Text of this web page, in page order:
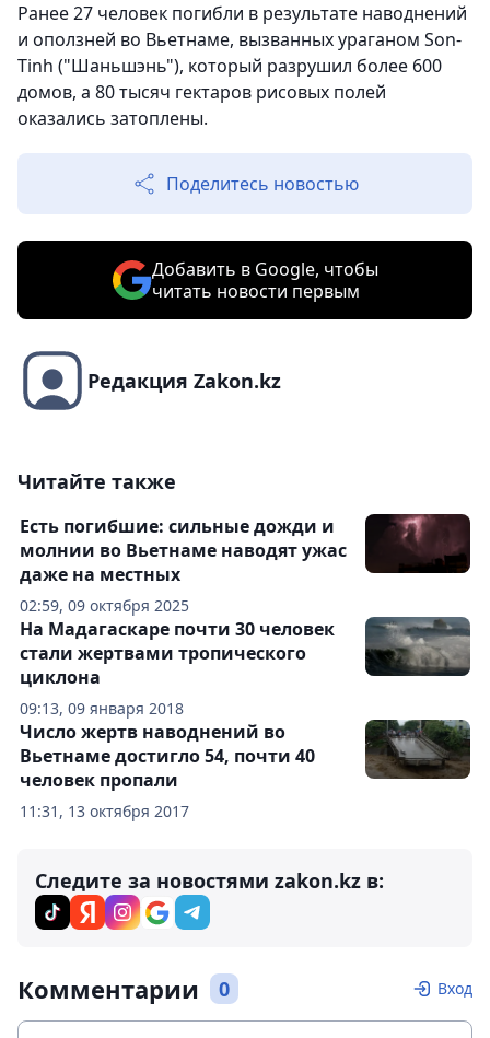
Ранее 27 человек погибли в результате наводнений
и оползней во Вьетнаме, вызванных ураганом Son-
Tinh ("Шаньшэнь"), который разрушил более 600
домов, а 80 тысяч гектаров рисовых полей
оказались затоплены.
Поделитесь новостью
Добавить в Google, чтобы
читать новости первым
Редакция Zakon.kz
Читайте также
02:59, 09 октября 2025
Есть погибшие: сильные дожди и
молнии во Вьетнаме наводят ужас
даже на местных
09:13, 09 января 2018
На Мадагаскаре почти 30 человек
стали жертвами тропического
циклона
11:31, 13 октября 2017
Число жертв наводнений во
Вьетнаме достигло 54, почти 40
человек пропали
Следите за новостями zakon.kz в:
Комментарии 0 Вход